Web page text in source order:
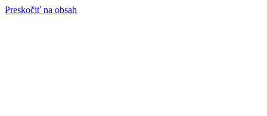
Preskočiť na obsah